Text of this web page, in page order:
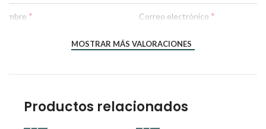
* Correo electrónico *
MOSTRAR MÁS VALORACIONES
Productos relacionados